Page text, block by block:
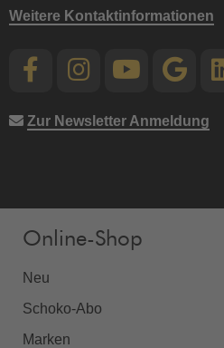
Weitere Kontaktinformationen
Zur Newsletter Anmeldung
Online-Shop
Neu
Schoko-Abo
Marken